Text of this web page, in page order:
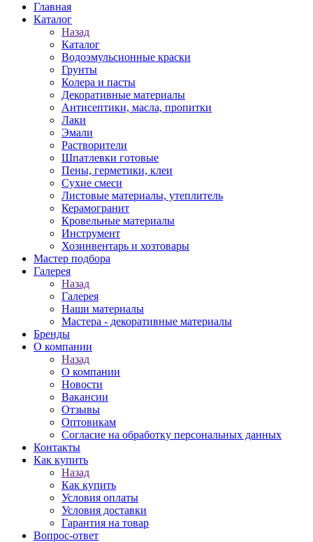
Главная
Каталог
Назад
Каталог
Водоэмульсионные краски
Грунты
Колера и пасты
Декоративные материалы
Антисептики, масла, пропитки
Лаки
Эмали
Растворители
Шпатлевки готовые
Пены, герметики, клеи
Сухие смеси
Листовые материалы, утеплитель
Керамогранит
Кровельные материалы
Инструмент
Хозинвентарь и хозтовары
Мастер подбора
Галерея
Назад
Галерея
Наши материалы
Мастера - декоративные материалы
Бренды
О компании
Назад
О компании
Новости
Вакансии
Отзывы
Оптовикам
Cогласие на обработку персональных данных
Контакты
Как купить
Назад
Как купить
Условия оплаты
Условия доставки
Гарантия на товар
Вопрос-ответ